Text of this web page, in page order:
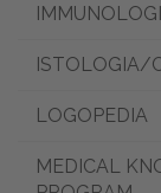
ISTOLOGIA/
LOGOPEDIA
MEDICAL